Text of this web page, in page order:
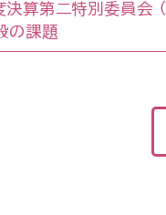
算第二特別委員会
の課題